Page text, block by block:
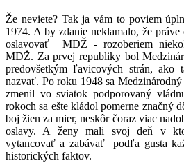
Že neviete? Tak ja vám to poviem
1974. A by zdanie neklamalo, že
oslavovať MDŽ - rozoberiem
MDŽ. Za prvej republiky bol
predovšetkým ľavicových strán, ako
nazvať. Po roku 1948 sa
zmenil vo sviatok podporovaný
rokoch sa ešte kládol pomerne značný
boj žien za mier, neskôr čoraz viac
oslavy. A ženy mali svoj deň v
vytancovať a zabávať podľa gusta
historických faktov.